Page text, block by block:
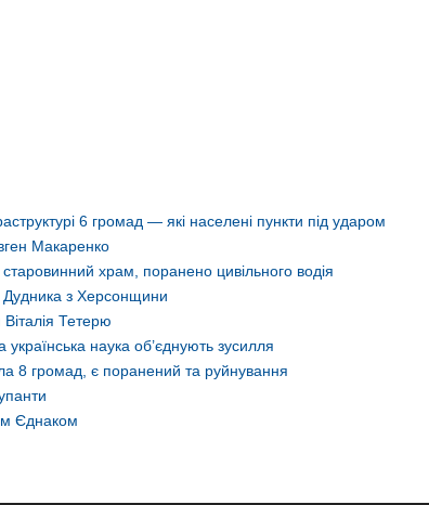
6 громад — які населені пункти під ударом
Макаренко
храм, поранено цивільного водія
Дудника з Херсонщини
Тетерю
наука об’єднують зусилля
8 громад, є поранений та руйнування
Єднаком